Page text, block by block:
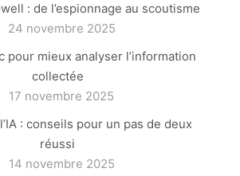
: de l’espionnage au scoutisme
24 novembre 2025
pour mieux analyser l’information
collectée
17 novembre 2025
: conseils pour un pas de deux
réussi
14 novembre 2025